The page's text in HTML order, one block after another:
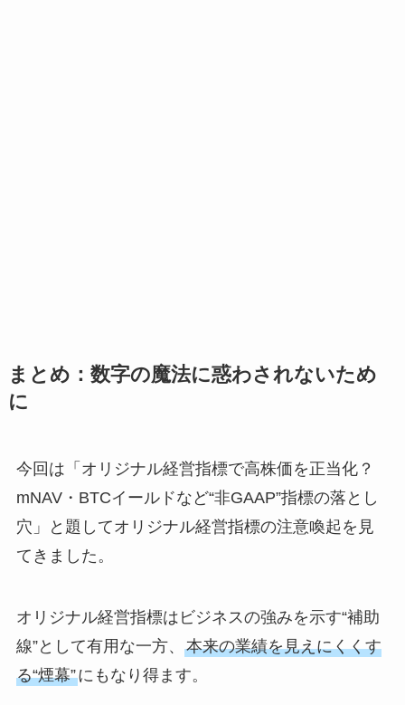
まとめ：数字の魔法に惑わされないため
に
今回は「オリジナル経営指標で高株価を正当化？
mNAV・BTCイールドなど“非GAAP”指標の落とし
穴」と題してオリジナル経営指標の注意喚起を見
てきました。
オリジナル経営指標はビジネスの強みを示す“補助
線”として有用な一方、 本来の業績を見えにくくす
る“煙幕”にもなり得ます。